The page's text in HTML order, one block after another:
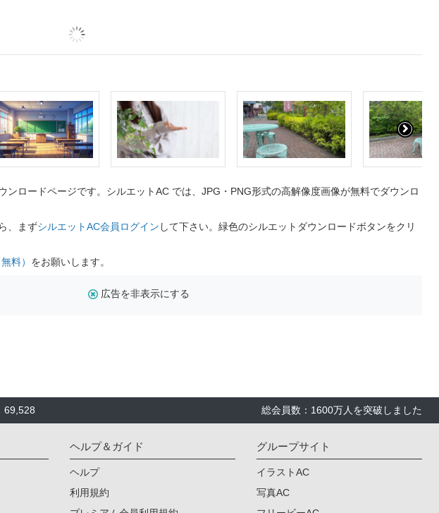
ロードページです。シルエットAC では、JPG・PNG形式の高解像度画像が無料でダウンロ
、まずシルエットAC会員ログイン して下さい。緑色のシルエットダウンロードボタンをクリ
料） をお願いします。
広告を非表示にする
69,528 総会員数：1600万人を突破しました
ヘルプ＆ガイド
ヘルプ
利用規約
グループサイト
イラストAC
写真AC